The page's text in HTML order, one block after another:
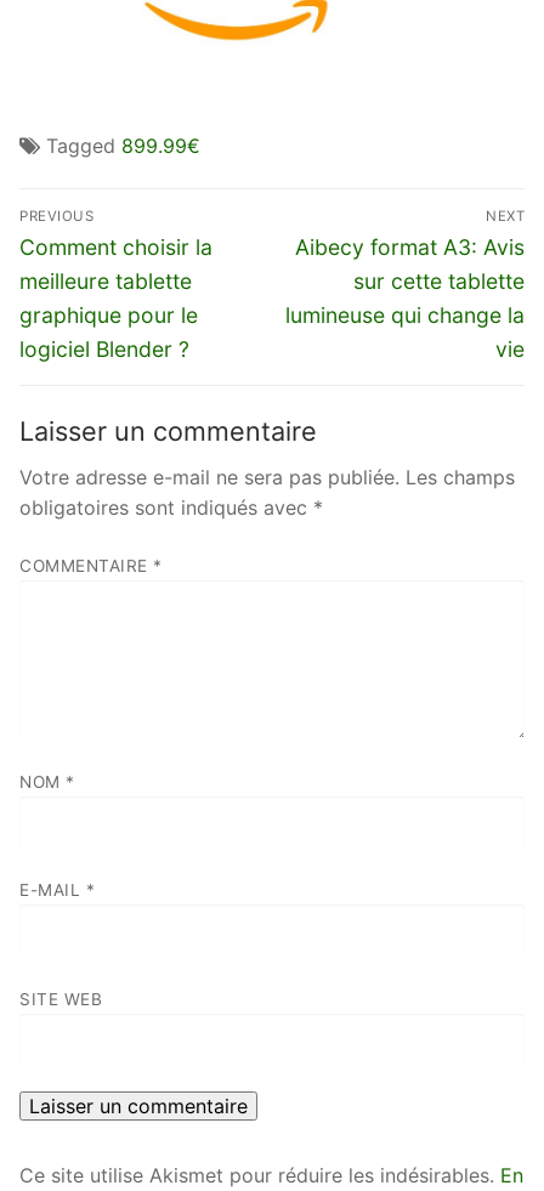
Tagged 899.99€
Navigation
de
l’article
PREVIOUS
Previous
post:
Comment choisir la
meilleure tablette
graphique pour le
logiciel Blender ?
NEXT
Next
Aibecy format A3: Avis
sur cette tablette
lumineuse qui change la
vie
Laisser un commentaire
Votre adresse e-mail ne sera pas publiée. Les champs
obligatoires sont indiqués avec *
COMMENTAIRE *
NOM *
E-MAIL *
SITE WEB
Ce site utilise Akismet pour réduire les indésirables. En